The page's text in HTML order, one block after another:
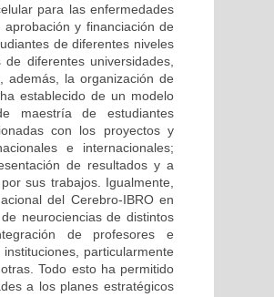
para las enfermedades
y financiación de
de diferentes niveles
diferentes universidades,
además, la organización de
establecido de un modelo
maestría de estudiantes
con los proyectos y
e internacionales;
de resultados y a
sus trabajos. Igualmente,
del Cerebro-IBRO en
neurociencias de distintos
de profesores e
particularmente
Todo esto ha permitido
a los planes estratégicos